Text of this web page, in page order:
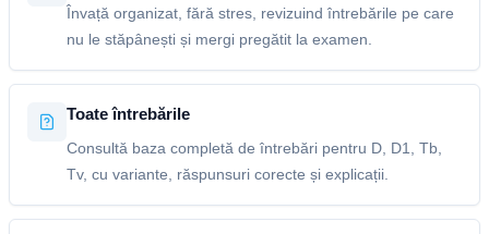
Învață organizat, fără stres, revizuind întrebările pe care
nu le stăpânești și mergi pregătit la examen.
Toate întrebările
Consultă baza completă de întrebări pentru D, D1, Tb,
Tv, cu variante, răspunsuri corecte și explicații.